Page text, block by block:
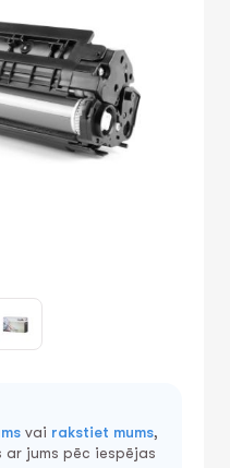
vai rakstiet mums,
ar jums pēc iespējas